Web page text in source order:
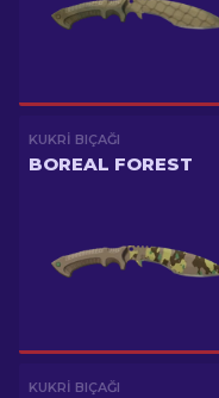
KUKRI BIÇAĞI
BOREAL FOREST
KUKRI BIÇAĞI